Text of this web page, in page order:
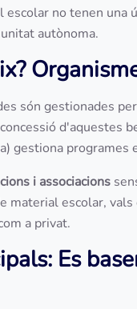
escolar no tenen una
autònoma.
són gestionades
d'aquestes
gestiona programes
i associacions
material escolar,
a privat.
Es